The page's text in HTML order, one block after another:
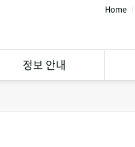
Home
정보 안내